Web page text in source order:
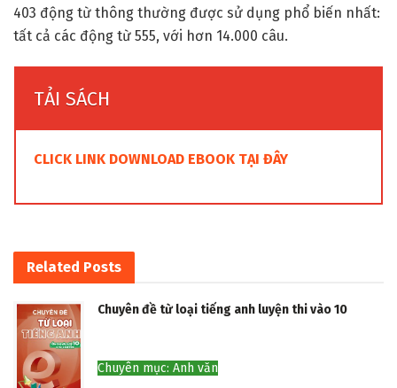
403 động từ thông thường được sử dụng phổ biến nhất:
tất cả các động từ 555, với hơn 14.000 câu.
TẢI SÁCH
CLICK LINK DOWNLOAD EBOOK TẠI ĐÂY
Related Posts
Chuyên đề từ loại tiếng anh luyện thi vào 10
Chuyên mục: Anh văn